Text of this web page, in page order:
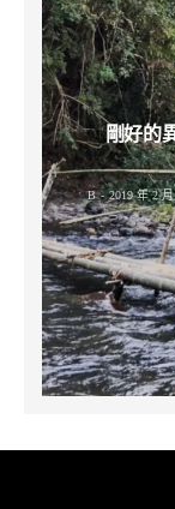
剛好的
B 2019 年 2